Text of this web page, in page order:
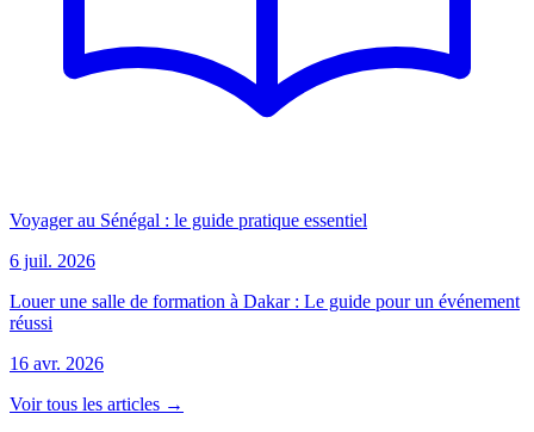
Voyager au Sénégal : le guide pratique essentiel
6 juil. 2026
Louer une salle de formation à Dakar : Le guide pour un événement
réussi
16 avr. 2026
Voir tous les articles →